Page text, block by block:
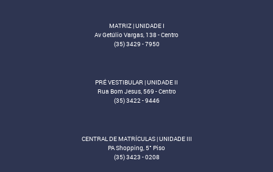
MATRIZ | UNIDADE I
Av Getúlio Vargas, 138 - Centro
(35) 3429 - 7950
PRÉ VESTIBULAR | UNIDADE II
Rua Bom Jesus, 569 - Centro
(35) 3422 - 9446
CENTRAL DE MATRÍCULAS | UNIDADE III
PA Shopping, 5° Piso
(35) 3423 - 0208